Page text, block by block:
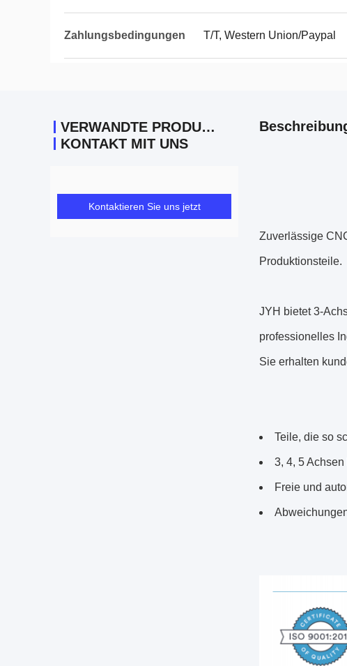
Zahlungsbedingungen T/T, Western Union/Paypal
VERWANDTE PRODUKTE
KONTAKT MIT UNS
Kontaktieren Sie uns jetzt
Zuverlässige
Produktionsteile.
JYH bietet 3-
professionelles
Sie erhalten
Teile, die so
3, 4, 5 Achsen
Freie und